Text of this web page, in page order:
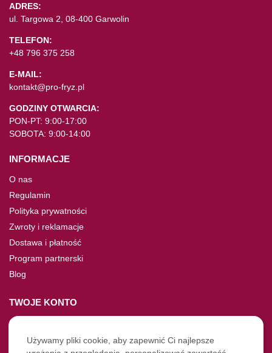
ADRES:
ul. Targowa 2, 08-400 Garwolin
TELEFON:
+48 796 375 258
E-MAIL:
kontakt@pro-fryz.pl
GODZINY OTWARCIA:
PON-PT: 9:00-17:00
SOBOTA: 9:00-14:00
INFORMACJE
O nas
Regulamin
Polityka prywatności
Zwroty i reklamacje
Dostawa i płatność
Program partnerski
Blog
TWOJE KONTO
Moje konto
Nie pamiętasz hasła?
Używamy pliki cookie, aby zapewnić Ci najlepsze